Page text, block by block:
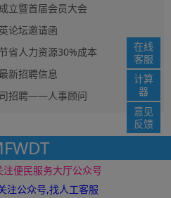
立暨首届会员大会
论坛邀请函
省人力资源30%成本
新招聘信息
招聘——人事顾问
免责声明
网站地图
件： service@12333i.com
号
在线
客服
计算
器
意见
反馈
便民服务大厅公众号
注公众号,找人工客服